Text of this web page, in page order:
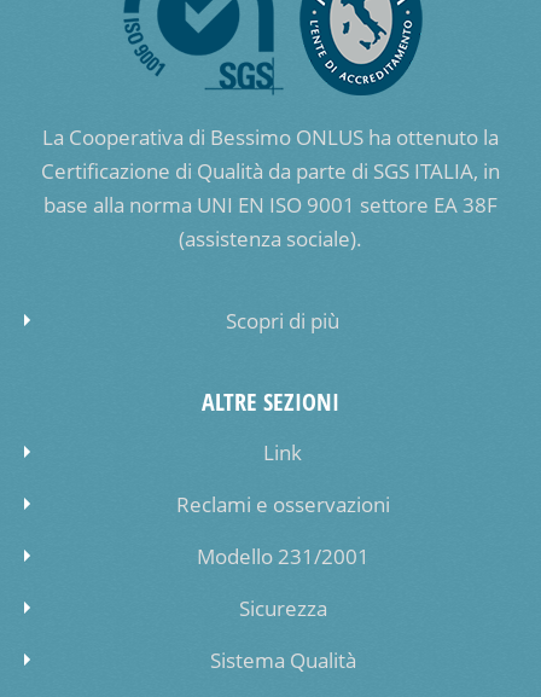
La Cooperativa di Bessimo ONLUS ha ottenuto la
Certificazione di Qualità da parte di SGS ITALIA, in
base alla norma UNI EN ISO 9001 settore EA 38F
(assistenza sociale).
Scopri di più
ALTRE SEZIONI
Link
Reclami e osservazioni
Modello 231/2001
Sicurezza
Sistema Qualità